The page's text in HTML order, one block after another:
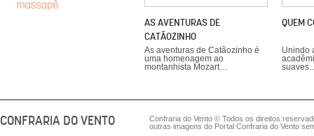
AS AVENTURAS DE
CATÃOZINHO
As aventuras de Catãozinho é
uma homenagem ao
montanhista Mozart…
QUEM
Unindo
CONFRARIA DO VENTO
Confraria do Vento © Todos os direitos
outras imagens do Portal Confraria do Vento